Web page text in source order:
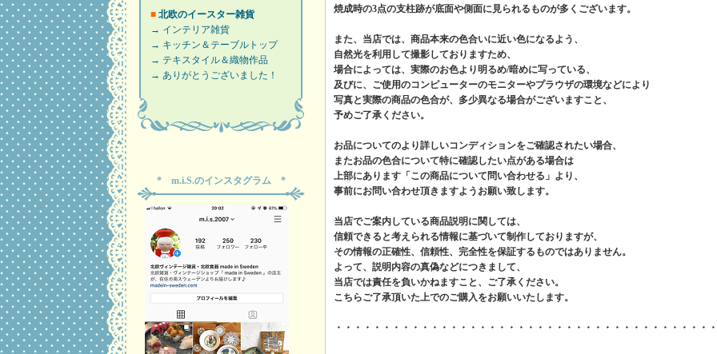
■ 北欧のイースター雑貨
→ インテリア雑貨
→ キッチン＆テーブルトップ
→ テキスタイル＆織物作品
→ ありがとうございました！
* m.i.S.のインスタグラム *
焼成時の3点の支柱跡が底面や側面に見られるものが多くございます。
また、当店では、商品本来の色合いに近い色になるよう、
自然光を利用して撮影しておりますため、
場合によっては、実際のお色より明るめ/暗めに写っている、
及びに、ご使用のコンピューターのモニターやプラウザの環境などにより
写真と実際の商品の色合が、多少異なる場合がございますこと、
予めご了承ください。
お品についてのより詳しいコンディションをご確認されたい場合、
またお品の色合について特に確認したい点がある場合は
上部にあります「この商品について問い合わせる」より、
事前にお問い合わせ頂きますようお願い致します。
当店でご案内している商品説明に関しては、
信頼できると考えられる情報に基づいて制作しておりますが、
その情報の正確性、信頼性、完全性を保証するものではありません。
よって、説明内容の真偽などにつきまして、
当店では責任を負いかねますこと、ご了承ください。
こちらご了承頂いた上でのご購入をお願いいたします。
・・・・・・・・・・・・・・・・・・・・・・・・・・・・・・・・・・・・・・・・